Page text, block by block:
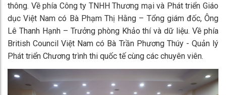
thông. Về phía Công ty TNHH Thương mại và Phát triển Giáo
dục Việt Nam có Bà Phạm Thị Hằng – Tổng giám đốc, Ông
Lê Thanh Hạnh – Trưởng phòng Khảo thí và dữ liệu. Về phía
British Council Việt Nam có Bà Trần Phương Thúy - Quản lý
Phát triển Chương trình thi quốc tế cùng các chuyên viên.